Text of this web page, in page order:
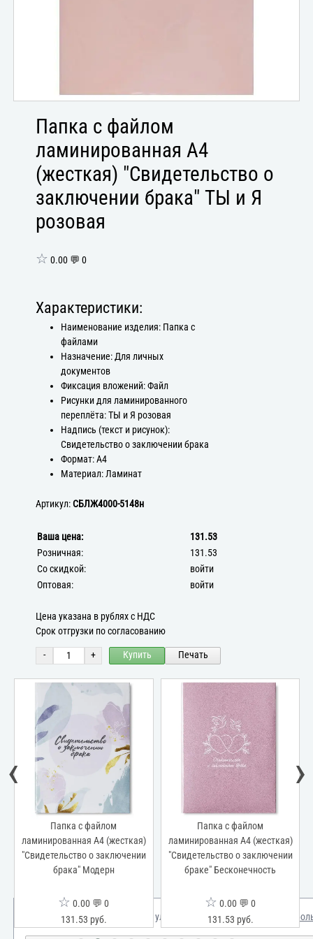
Папка с файлом
ламинированная А4
(жесткая) "Свидетельство о
заключении брака" ТЫ и Я
розовая
☆ 0.00 💬 0
Характеристики:
Наименование изделия: Папка с
файлами
Назначение: Для личных
документов
Фиксация вложений: Файл
Рисунки для ламинированного
переплёта: ТЫ и Я розовая
Надпись (текст и рисунок):
Свидетельство о заключении брака
Формат: А4
Материал: Ламинат
Артикул:СБЛЖ4000-5148н
Ваша цена:
131.53
Розничная:
131.53
Со скидкой:
войти
Оптовая:
войти
Цена указана в рублях с НДС
Срок отгрузки по согласованию
- + Купить Печать
Папка с файлом
ламинированная А4 (жесткая)
"Свидетельство о заключении
брака" Модерн
☆ 0.00 💬 0
131.53 руб.
Папка с файлом
ламинированная А4 (жесткая)
"Свидетельство о заключении
браке" Бесконечность
☆ 0.00 💬 0
131.53 руб.
‹ ›
Мы используем куки для улучшения вашего опыта. Узнать